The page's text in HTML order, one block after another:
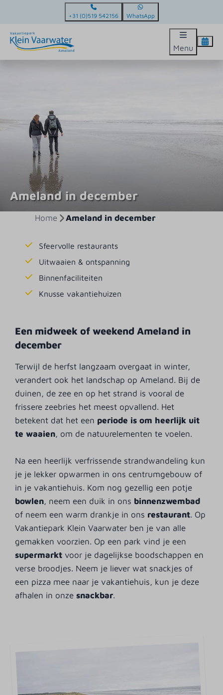
+31 (0)519 542156 WhatsApp
Menu
Ameland in december
Home Ameland in december
Sfeervolle restaurants
Uitwaaien & ontspanning
Binnenfaciliteiten
Knusse vakantiehuizen
Een midweek of weekend Ameland in
december
Terwijl de herfst langzaam overgaat in winter,
verandert ook het landschap op Ameland. Bij de
duinen, de zee en op het strand is vooral de
frissere zeebries het meest opvallend. Het
betekent dat het een periode is om heerlijk uit
te waaien, om de natuurelementen te voelen.
Na een heerlijk verfrissende strandwandeling kun
je je lekker opwarmen in ons centrumgebouw of
in je vakantiehuis. Kom nog gezellig een potje
bowlen, neem een duik in ons binnenzwembad
of neem een warm drankje in ons restaurant. Op
Vakantiepark Klein Vaarwater ben je van alle
gemakken voorzien. Op een park vind je een
supermarkt voor je dagelijkse boodschappen en
verse broodjes. Neem je liever wat snackjes of
een pizza mee naar je vakantiehuis, kun je deze
afhalen in onzesnackbar.